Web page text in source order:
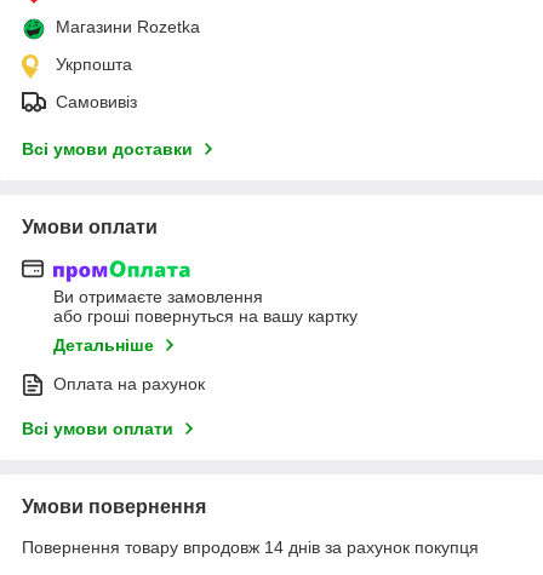
Магазини Rozetka
Укрпошта
Самовивіз
Всі умови доставки
Умови оплати
Ви отримаєте замовлення
або гроші повернуться на вашу картку
Детальніше
Оплата на рахунок
Всі умови оплати
Умови повернення
Повернення товару впродовж 14 днів за рахунок покупця